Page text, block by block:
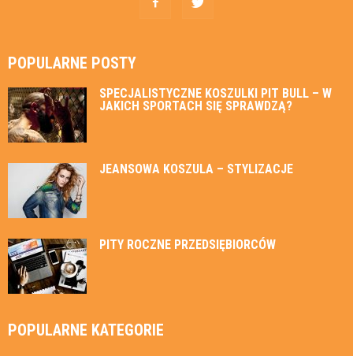
POPULARNE POSTY
SPECJALISTYCZNE KOSZULKI PIT BULL – W
JAKICH SPORTACH SIĘ SPRAWDZĄ?
JEANSOWA KOSZULA – STYLIZACJE
PITY ROCZNE PRZEDSIĘBIORCÓW
POPULARNE KATEGORIE